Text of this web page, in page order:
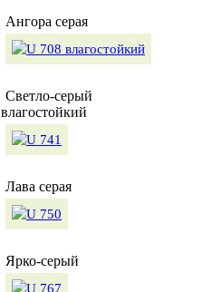
Ангора серая
Светло-серый
влагостойкий
Лава серая
Ярко-серый